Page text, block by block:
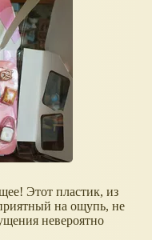
Этот пластик, из
на ощупь, не
невероятно